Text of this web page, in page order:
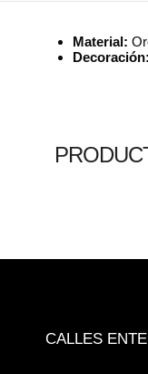
Material:
Decoración:
CALLES